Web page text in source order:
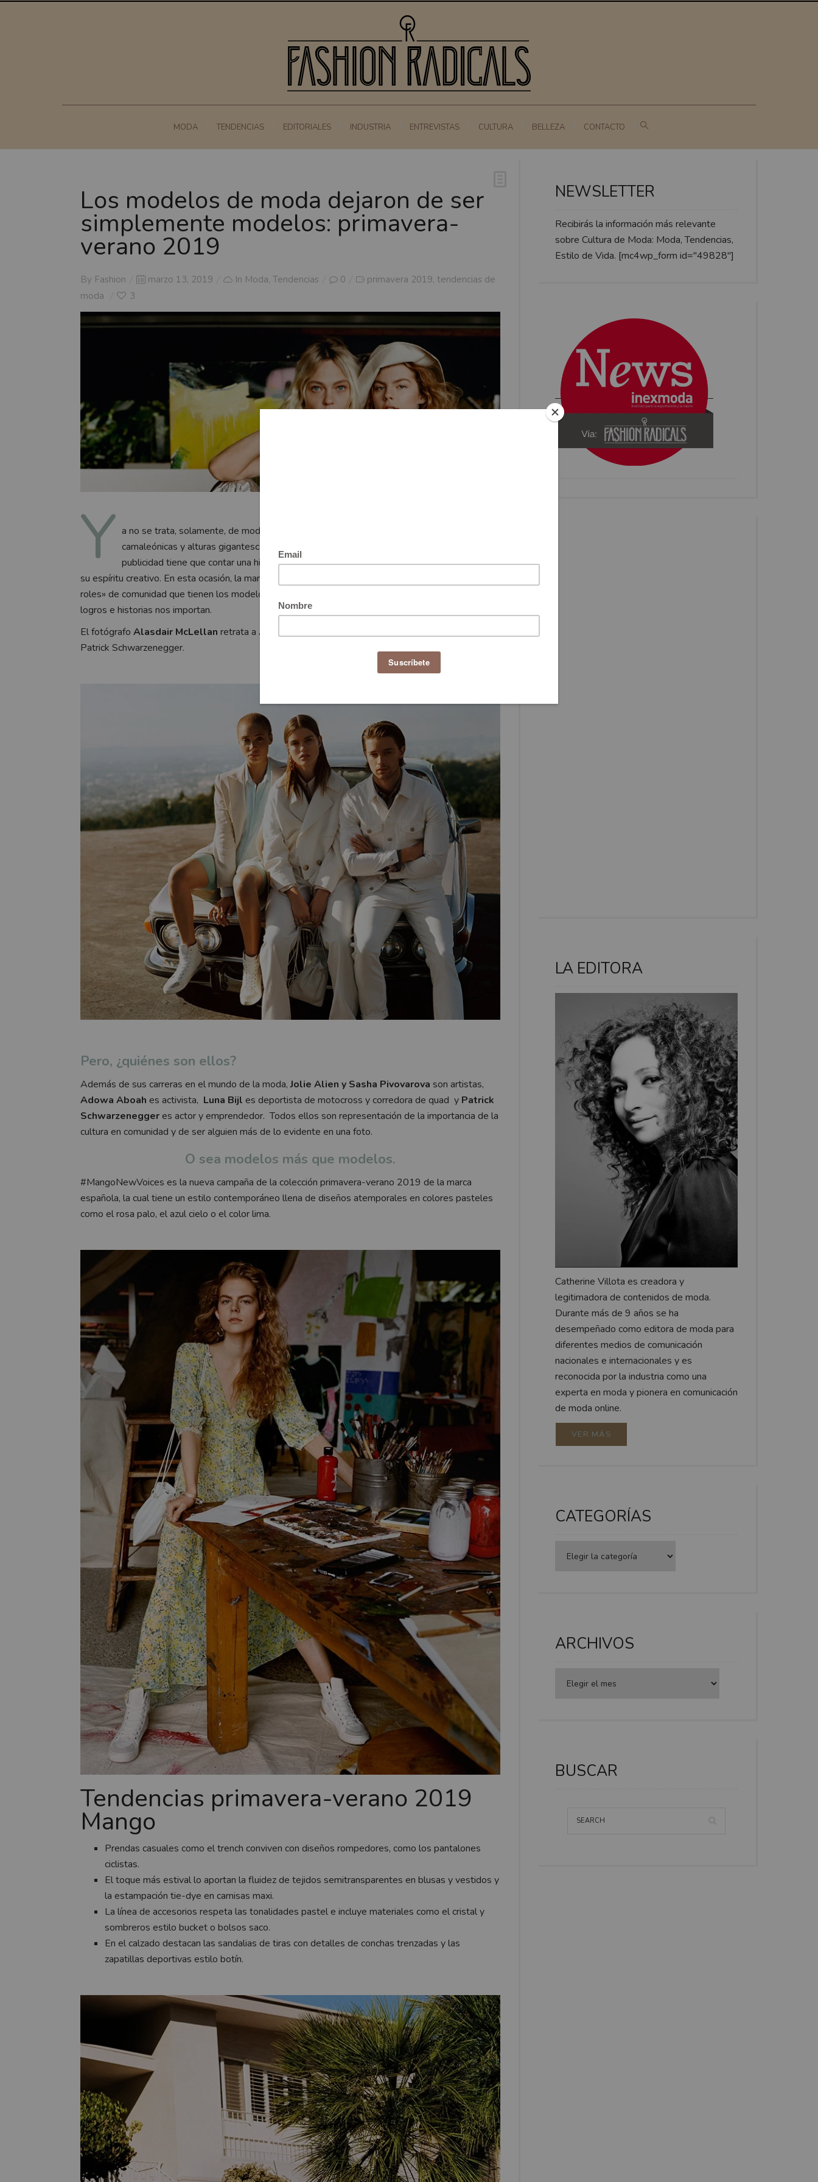
MODA TENDENCIAS EDITORIALES INDUSTRIA ENTREVISTAS CULTURA BELLEZA CONTACTO
Los modelos de moda dejaron de ser
simplemente modelos: primavera-
verano 2019
By Fashion
Posted
marzo 13, 2019 In Moda, Tendencias 0 primavera 2019, tendencias de
moda
3
Y a no se trata, solamente, de modelos con medidas específicas, caras angulares,
camaleónicas y alturas gigantescas, ahora cada protagonista de una campaña de
publicidad tiene que contar una historia personal, un logro para llegar ahí y destacar cuál es
su espíritu creativo. En esta ocasión, la marca de pronta moda MNG le ha apostado a los «nuevos
roles» de comunidad que tienen los modelos de su campaña primavera/verano 2019. Es decir, sus
logros e historias nos importan.
El fotógrafo Alasdair McLellan retrata a Adwoa Aboah, Jolie Alien, Luna Bijl, Sasha Pivovarova y
Patrick Schwarzenegger.
Pero, ¿quiénes son ellos?
Además de sus carreras en el mundo de la moda,Jolie Alien y Sasha Pivovarova son artistas,
Adowa Aboah es activista, Luna Bijl es deportista de motocross y corredora de quad y Patrick
Schwarzenegger es actor y emprendedor. Todos ellos son representación de la importancia de la
cultura en comunidad y de ser alguien más de lo evidente en una foto.
O sea modelos más que modelos.
#MangoNewVoices es la nueva campaña de la colección primavera-verano 2019 de la marca
española, la cual tiene un estilo contemporáneo llena de diseños atemporales en colores pasteles
como elrosa palo, el azul cielo o el color lima.
Tendencias primavera-verano 2019
Mango
Prendas casuales como el trench conviven con diseños rompedores, como los pantalones
ciclistas.
El toque más estival lo aportan la fluidez de tejidos semitransparentes en blusas y vestidos y
la estampación tie-dye en camisas maxi.
La línea de accesorios respeta las tonalidades pastel e incluye materiales como el cristal y
sombreros estilo bucket o bolsos saco.
En el calzado destacan las sandalias de tiras con detalles de conchas trenzadas y las
zapatillas deportivas estilo botín.
NEWSLETTER
Recibirás la información más relevante
sobre Cultura de Moda: Moda, Tendencias,
Estilo de Vida. [mc4wp_form id="49828"]
LA EDITORA
Catherine Villota es creadora y
legitimadora de contenidos de moda.
Durante más de 9 años se ha
desempeñado como editora de moda para
diferentes medios de comunicación
nacionales e internacionales y es
reconocida por la industria como una
experta en moda y pionera en comunicación
de moda online.
VER MÁS
CATEGORÍAS
ARCHIVOS
BUSCAR